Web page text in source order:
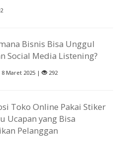
Bisnis Bisa Unggul
Social Media Listening?
8 Maret 2025 | 292
Toko Online Pakai Stiker
Ucapan yang Bisa
Pelanggan